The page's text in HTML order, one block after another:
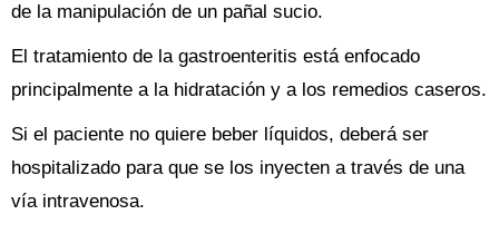
de la manipulación de un pañal sucio.
El tratamiento de la gastroenteritis está enfocado
principalmente a la hidratación y a los remedios caseros.
Si el paciente no quiere beber líquidos, deberá ser
hospitalizado para que se los inyecten a través de una
vía intravenosa.